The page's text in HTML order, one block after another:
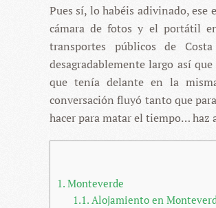
Pues sí, lo habéis adivinado, ese
cámara de fotos y el portátil
transportes públicos de
desagradablemente largo así
que tenía delante en la
conversación fluyó tanto que
hacer para matar el tiempo… haz
1. Monteverde
1.1.Alojamiento en